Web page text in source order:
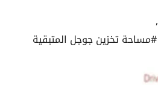
,
#مساحة تخزين جوجل المتبقية